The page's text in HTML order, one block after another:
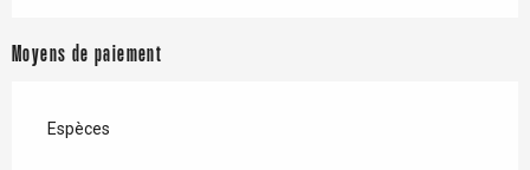
Moyens de paiement
Espèces